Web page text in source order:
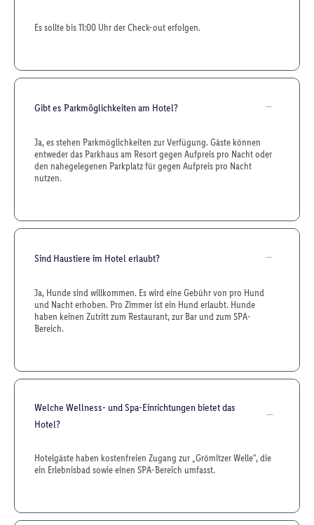
Es sollte bis 11:00 Uhr der Check-out erfolgen.
Gibt es Parkmöglichkeiten am Hotel?
Ja, es stehen Parkmöglichkeiten zur Verfügung. Gäste können
entweder das Parkhaus am Resort gegen Aufpreis pro Nacht oder
den nahegelegenen Parkplatz für gegen Aufpreis pro Nacht
nutzen.
Sind Haustiere im Hotel erlaubt?
Ja, Hunde sind willkommen. Es wird eine Gebühr von pro Hund
und Nacht erhoben. Pro Zimmer ist ein Hund erlaubt. Hunde
haben keinen Zutritt zum Restaurant, zur Bar und zum SPA-
Bereich.
Welche Wellness- und Spa-Einrichtungen bietet das
Hotel?
Hotelgäste haben kostenfreien Zugang zur „Grömitzer Welle“, die
ein Erlebnisbad sowie einen SPA-Bereich umfasst.